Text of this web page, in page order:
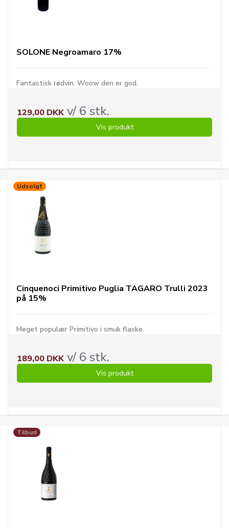
SOLONE Negroamaro 17%
Fantastisk rødvin. Woow den er god.
129,00 DKKv/ 6 stk.
Vis produkt
Udsolgt
Cinquenoci Primitivo Puglia TAGARO Trulli 2023
på 15%
Meget populær Primitivo i smuk flaske.
189,00 DKKv/ 6 stk.
Vis produkt
Tilbud